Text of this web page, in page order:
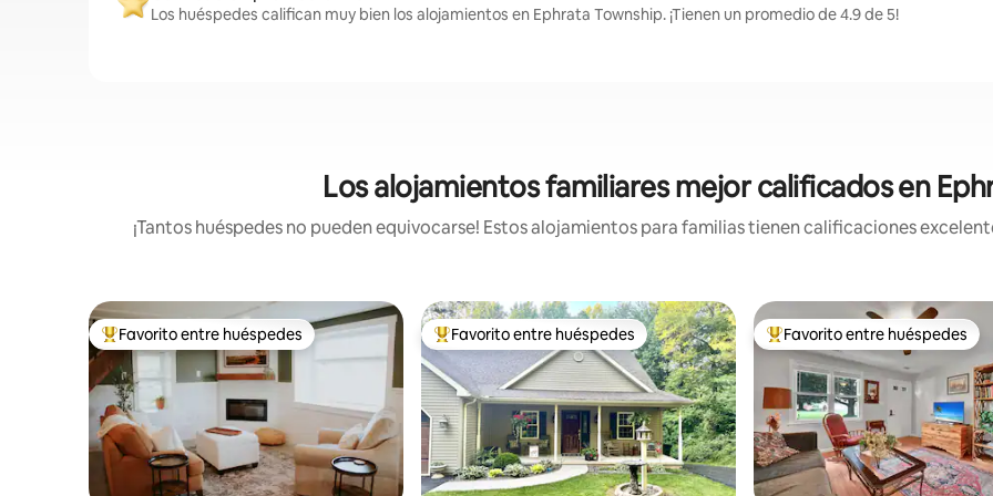
Los huéspedes califican muy bien los alojamientos en Ephrata Township. ¡Tienen un promedio de 4.9 de 5!
Los alojamientos familiares mejor calificados en
¡Tantos huéspedes no pueden equivocarse! Estos alojamientos para familias tienen calificaciones
De los mejores en Favorito entre huéspedes
Favorito entre huéspedes De los mejores en Favorito entre huéspedes
Favorito entre huéspedes De los mejores en Favorito
Favorito entre huéspedes